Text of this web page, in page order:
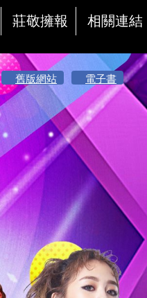
莊敬擁報 相關連結
舊版網站 電子書